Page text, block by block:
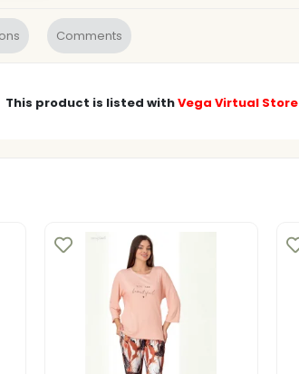
Comments
This product is listed withVega Virtual Store